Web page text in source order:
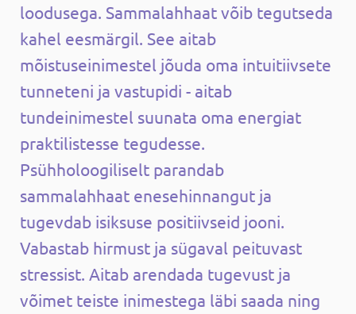
loodusega. Sammalahhaat võib tegutseda
kahel eesmärgil. See aitab
mõistuseinimestel jõuda oma intuitiivsete
tunneteni ja vastupidi - aitab
tundeinimestel suunata oma energiat
praktilistesse tegudesse.
Psühholoogiliselt parandab
sammalahhaat enesehinnangut ja
tugevdab isiksuse positiivseid jooni.
Vabastab hirmust ja sügaval peituvast
stressist. Aitab arendada tugevust ja
võimet teiste inimestega läbi saada ning